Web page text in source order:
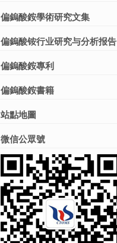
偏鎢酸銨學術研究文集
偏鎢酸铵行业研究与分析报告
偏鎢酸銨專利
偏鎢酸銨書籍
站點地圖
微信公眾號